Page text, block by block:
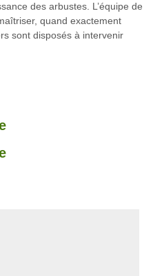
des arbustes. L’équipe de
quand exactement
sont disposés à intervenir